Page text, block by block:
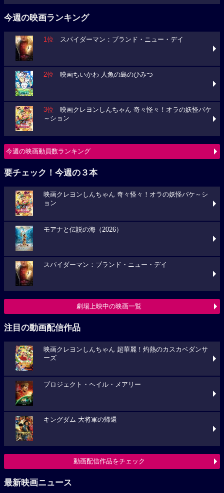
今週の映画ランキング
1位 スパイダーマン：ブランド・ニュー・デイ
2位 映画ちいかわ 人魚の島のひみつ
3位 映画クレヨンしんちゃん 奇々怪々！オラの妖怪バケ
～ション
今週の映画動員数ランキング
要チェック！今週の３本
映画クレヨンしんちゃん 奇々怪々！オラの妖怪バケ～シ
ョン
モアナと伝説の海（2026）
スパイダーマン：ブランド・ニュー・デイ
劇場上映中の映画一覧
注目の動画配信作品
映画クレヨンしんちゃん 超華麗！灼熱のカスカベダンサ
ーズ
プロジェクト・ヘイル・メアリー
キングダム 大将軍の帰還
動画配信作品をチェック
最新映画ニュース